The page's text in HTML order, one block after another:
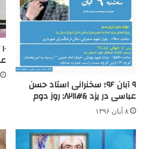
۹ آبان ۹۶؛ سخنرانی استاد حسن
عباسی در یزد &#۸۲۱۱; روز دوم
۸ آبان ۱۳۹۶